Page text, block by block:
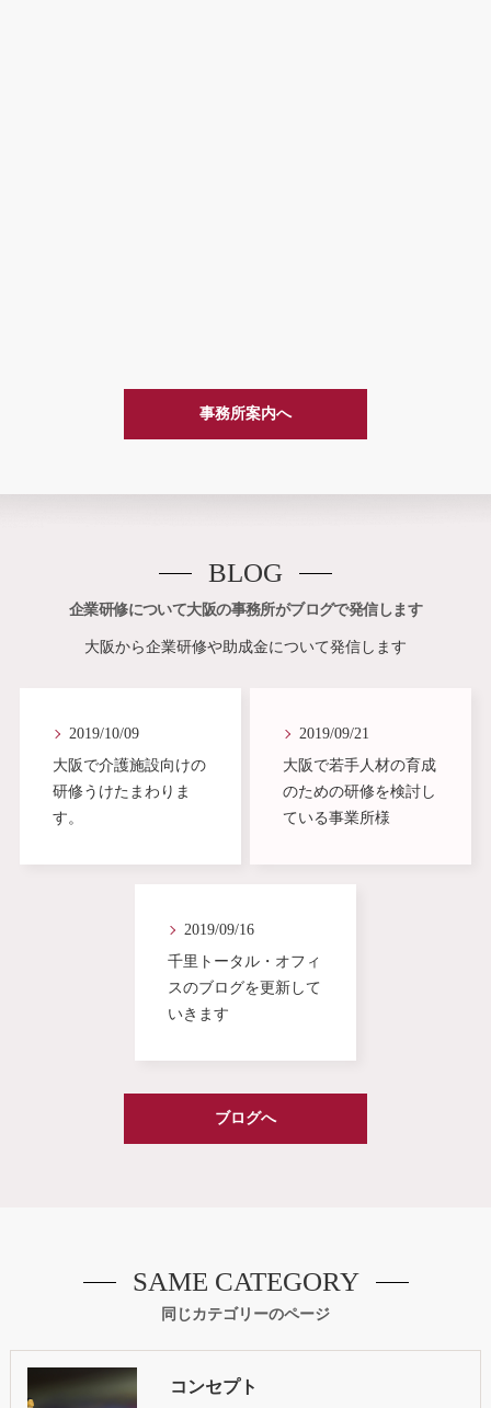
事務所案内へ
企業研修について大阪の事務所がブログで発信します
BLOG
大阪から企業研修や助成金について発信します
2019/10/09
大阪で介護施設向けの
研修うけたまわりま
す。
2019/09/21
大阪で若手人材の育成
のための研修を検討し
ている事業所様
2019/09/16
千里トータル・オフィ
スのブログを更新して
いきます
ブログへ
同じカテゴリーのページ
SAME CATEGORY
コンセプト